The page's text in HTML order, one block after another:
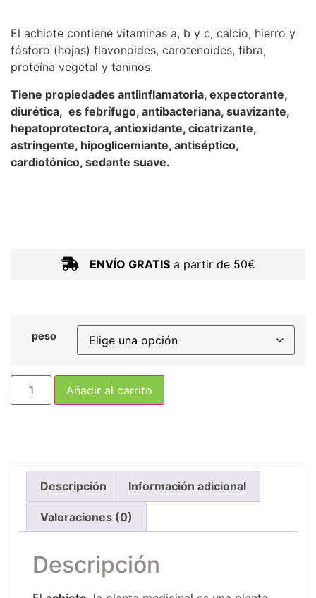
El achiote contiene vitaminas a, b y c, calcio, hierro y
fósforo (hojas) flavonoides, carotenoides, fibra,
proteína vegetal y taninos.
Tiene propiedades antiinflamatoria, expectorante,
diurética, es febrífugo, antibacteriana, suavizante,
hepatoprotectora, antioxidante, cicatrizante,
astringente, hipoglicemiante, antiséptico,
cardiotónico, sedante suave.
ENVÍO GRATISa partir de 50€
peso
Añadir al carrito
Descripción Información adicional
Valoraciones (0)
Descripción